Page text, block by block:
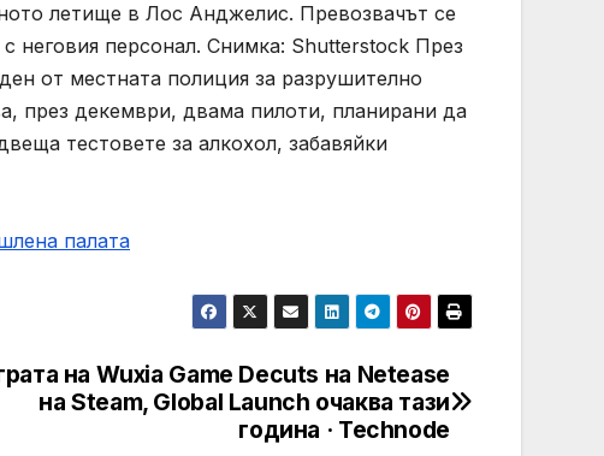
летище в Лос Анджелис. Превозвачът се
неговия персонал. Снимка: Shutterstock През
от местната полиция за разрушително
през декември, двама пилоти, планирани да
тестовете за алкохол, забавяйки
палaта
на Wuxia Game Decuts на Netease
на Steam, Global Launch очаква тази
година · Technode